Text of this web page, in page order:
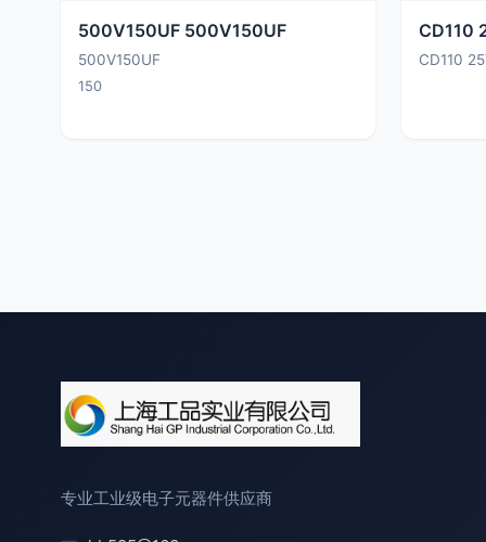
500V150UF 500V150UF
500V150UF
150
CD110
CD110
专业工业级电子元器件供应商